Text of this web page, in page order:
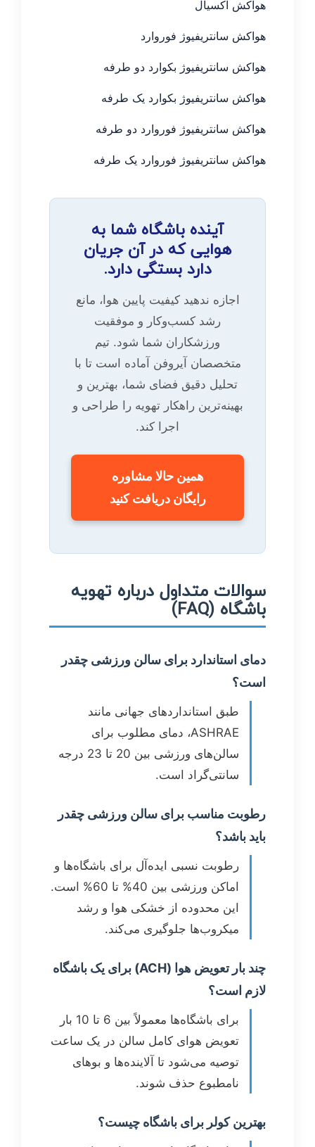
هواکش آکسیال
هواکش سانتریفیوژ فوروارد
هواکش سانتریفیوژ بکوارد دو طرفه
هواکش سانتریفیوژ بکوارد یک طرفه
هواکش سانتریفیوژ فوروارد دو طرفه
هواکش سانتریفیوژ فوروارد یک طرفه
آینده باشگاه شما به
هوایی که در آن جریان
دارد بستگی دارد.
اجازه ندهید کیفیت پایین هوا، مانع
رشد کسب‌وکار و موفقیت
ورزشکاران شما شود. تیم
متخصصان آیروفن آماده است تا با
تحلیل دقیق فضای شما، بهترین و
بهینه‌ترین راهکار تهویه را طراحی و
اجرا کند.
همین حالا مشاوره
رایگان دریافت کنید
سوالات متداول درباره تهویه
باشگاه (FAQ)
دمای استاندارد برای سالن ورزشی چقدر
است؟
طبق استانداردهای جهانی مانند
ASHRAE، دمای مطلوب برای
سالن‌های ورزشی بین 20 تا 23 درجه
سانتی‌گراد است.
رطوبت مناسب برای سالن ورزشی چقدر
باید باشد؟
رطوبت نسبی ایده‌آل برای باشگاه‌ها و
اماکن ورزشی بین 40% تا 60% است.
این محدوده از خشکی هوا و رشد
میکروب‌ها جلوگیری می‌کند.
چند بار تعویض هوا (ACH) برای یک باشگاه
لازم است؟
برای باشگاه‌ها معمولاً بین 6 تا 10 بار
تعویض هوای کامل سالن در یک ساعت
توصیه می‌شود تا آلاینده‌ها و بوهای
نامطبوع حذف شوند.
بهترین کولر برای باشگاه چیست؟